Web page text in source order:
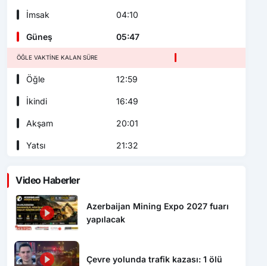
İmsak 04:10
Güneş 05:47
ÖĞLE VAKTINE KALAN SÜRE
Öğle 12:59
İkindi 16:49
Akşam 20:01
Yatsı 21:32
Video Haberler
Azerbaijan Mining Expo 2027 fuarı
yapılacak
Çevre yolunda trafik kazası: 1 ölü